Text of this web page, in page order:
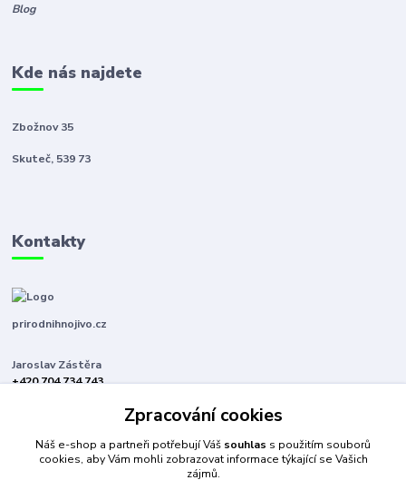
Blog
Kde nás najdete
Zbožnov 35
Skuteč, 539 73
Kontakty
prirodnihnojivo.cz
Jaroslav Zástěra
+420 704 734 743
Zpracování cookies
Náš e-shop a partneři potřebují Váš souhlas s použitím souborů
cookies, aby Vám mohli zobrazovat informace týkající se Vašich
zájmů.